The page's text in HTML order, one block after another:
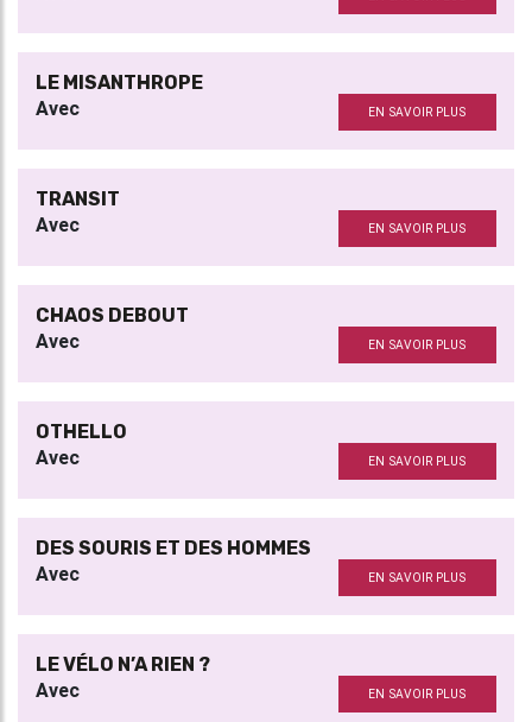
LE MISANTHROPE
Avec EN SAVOIR PLUS
TRANSIT
Avec EN SAVOIR PLUS
CHAOS DEBOUT
Avec EN SAVOIR PLUS
OTHELLO
Avec EN SAVOIR PLUS
DES SOURIS ET DES HOMMES
Avec EN SAVOIR PLUS
LE VÉLO N’A RIEN ?
Avec EN SAVOIR PLUS